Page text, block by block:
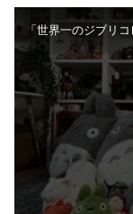
「世界一のジブリ